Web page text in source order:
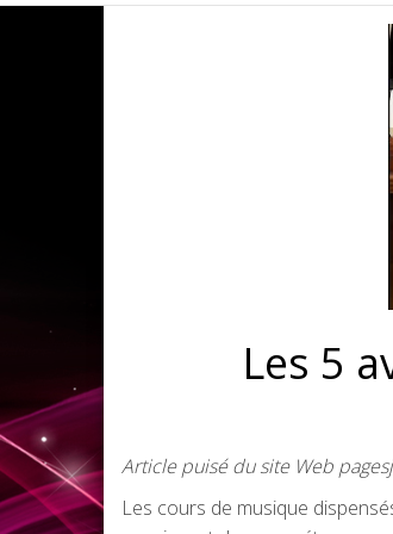
Les 5
Article puisé du site Web
Les cours de musique